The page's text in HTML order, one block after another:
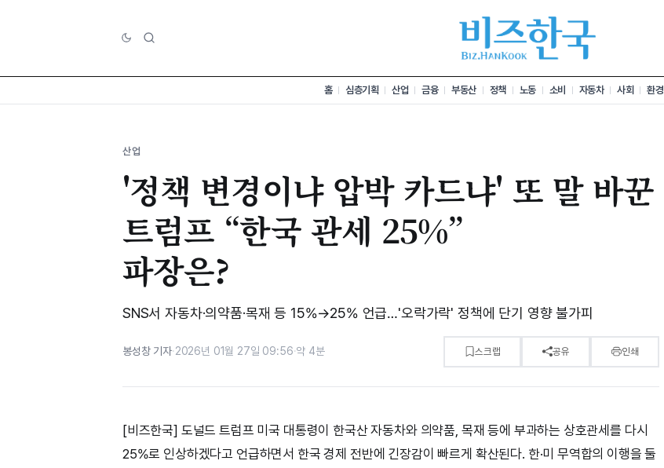
홈 심층기획 산업 금융 부동산 정책 노동 소비 자동차 사회 환경
산업
'정책 변경이냐 압박 카드냐' 또 말 바꾼
트럼프 “한국 관세 25%”
파장은?
SNS서 자동차·의약품·목재 등 15%→25% 언급…'오락가락' 정책에 단기 영향 불가피
봉성창 기자·2026년 01월 27일 09:56·약 4분 스크랩 공유 인쇄
[비즈한국] 도널드 트럼프 미국 대통령이 한국산 자동차와 의약품, 목재 등에 부과하는 상호관세를 다시
25%로 인상하겠다고 언급하면서 한국 경제 전반에 긴장감이 빠르게 확산된다. 한·미 무역합의 이행을 둘